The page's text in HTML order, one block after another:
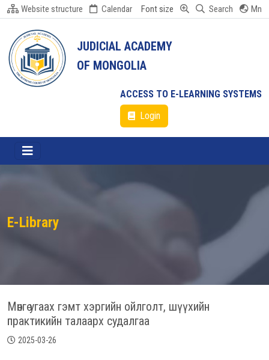
Website structure Calendar Font size Search Mn
JUDICIAL ACADEMY
OF MONGOLIA
ACCESS TO E-LEARNING SYSTEMS
Login
E-Library
Мөнгө угаах гэмт хэргийн ойлголт, шүүхийн
практикийн талаарх судалгаа
2025-03-26